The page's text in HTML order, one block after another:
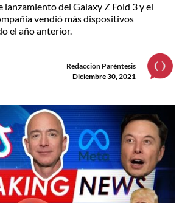
lanzamiento del Galaxy Z Fold 3 y el
vendió más dispositivos
el año anterior.
Redacción Paréntesis
Diciembre 30, 2021